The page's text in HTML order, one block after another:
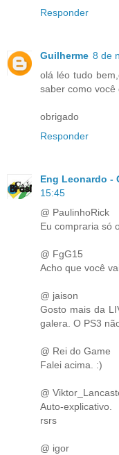
Responder
Guilherme 8 de
olá léo tudo
saber como você
obrigado
Responder
Eng Leonardo -
15:45
@ PaulinhoRick
Eu compraria só
@ FgG15
Acho que você
@ jaison
Gosto mais da
galera. O PS3
@ Rei do Game
Falei acima. :)
@
Auto-
rsrs
@ igor